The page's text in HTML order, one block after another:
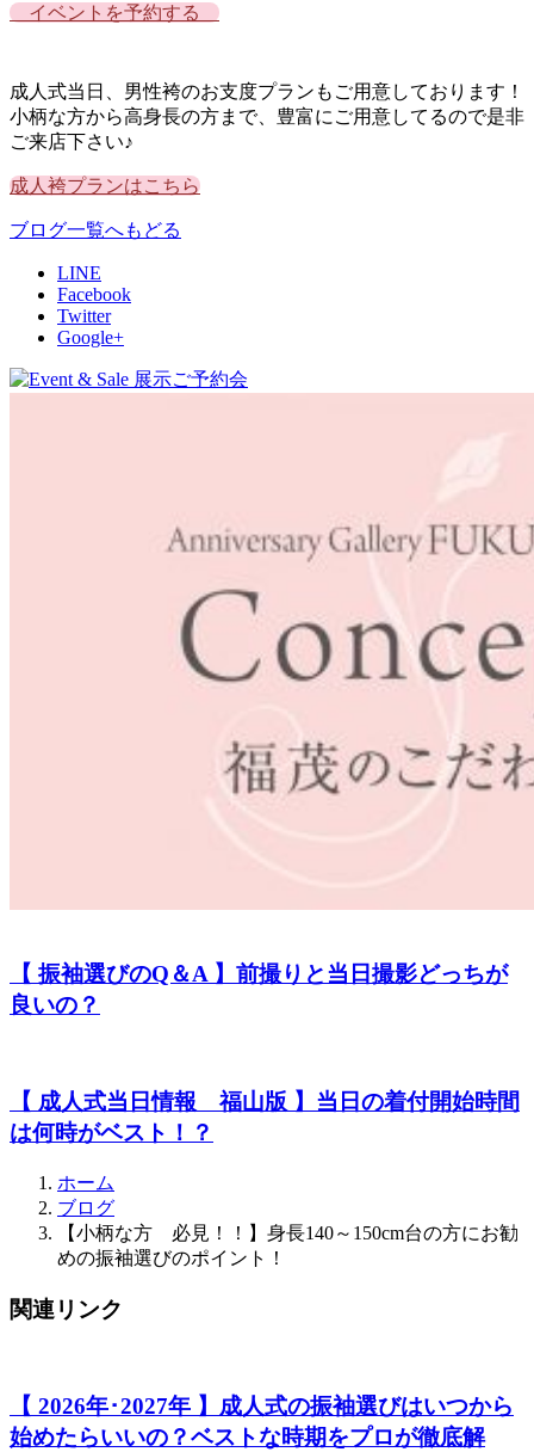
イベントを予約する
成人式当日、男性袴のお支度プランもご用意しております！
小柄な方から高身長の方まで、豊富にご用意してるので是非
ご来店下さい♪
成人袴プランはこちら
ブログ一覧へもどる
LINE
Facebook
Twitter
Google+
【 振袖選びのQ＆A 】前撮りと当日撮影どっちが
良いの？
【 成人式当日情報 福山版 】当日の着付開始時間
は何時がベスト！？
ホーム
ブログ
【小柄な方 必見！！】身長140～150cm台の方にお勧
めの振袖選びのポイント！
関連リンク
【 2026年･2027年 】成人式の振袖選びはいつから
始めたらいいの？ベストな時期をプロが徹底解